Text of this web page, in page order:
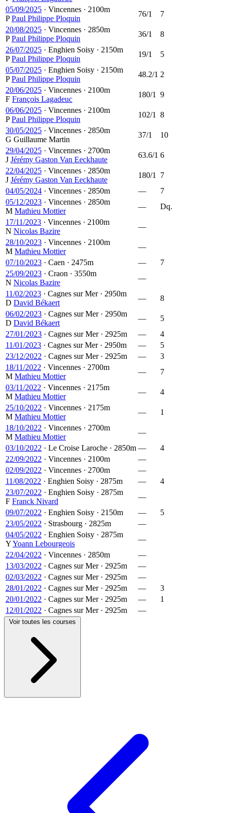
05/09/2025 · Vincennes · 2100m
PPaul Philippe Ploquin
76/1
7
20/08/2025 · Vincennes · 2850m
PPaul Philippe Ploquin
36/1
8
26/07/2025 · Enghien Soisy · 2150m
PPaul Philippe Ploquin
19/1
5
05/07/2025 · Enghien Soisy · 2150m
PPaul Philippe Ploquin
48.2/1 2
20/06/2025 · Vincennes · 2100m
F François Lagadeuc
180/1
9
06/06/2025 · Vincennes · 2100m
PPaul Philippe Ploquin
102/1
8
30/05/2025 · Vincennes · 2850m
G Guillaume Martin
37/1
10
29/04/2025 · Vincennes · 2700m
J Jérémy Gaston Van Eeckhaute
63.6/1 6
22/04/2025 · Vincennes · 2850m
J Jérémy Gaston Van Eeckhaute
180/1
7
04/05/2024 · Vincennes · 2850m —
7
05/12/2023 · Vincennes · 2850m
M Mathieu Mottier
—
Dq.
17/11/2023 · Vincennes · 2100m
N Nicolas Bazire
—
28/10/2023 · Vincennes · 2100m
M Mathieu Mottier
—
07/10/2023 · Caen · 2475m —
7
25/09/2023 · Craon · 3550m
N Nicolas Bazire
—
11/02/2023 · Cagnes sur Mer · 2950m
D David Békaert
—
8
06/02/2023 · Cagnes sur Mer · 2950m
D David Békaert
—
5
27/01/2023 · Cagnes sur Mer · 2925m —
4
11/01/2023 · Cagnes sur Mer · 2950m —
5
23/12/2022 · Cagnes sur Mer · 2925m —
3
18/11/2022 · Vincennes · 2700m
M Mathieu Mottier
—
7
03/11/2022 · Vincennes · 2175m
M Mathieu Mottier
—
4
25/10/2022 · Vincennes · 2175m
M Mathieu Mottier
—
1
18/10/2022 · Vincennes · 2700m
M Mathieu Mottier
—
03/10/2022 · Le Croise Laroche · 2850m —
4
22/09/2022 · Vincennes · 2100m
—
02/09/2022 · Vincennes · 2700m
—
11/08/2022 · Enghien Soisy · 2875m —
4
23/07/2022 · Enghien Soisy · 2875m
F Franck Nivard
—
09/07/2022 · Enghien Soisy · 2150m —
5
23/05/2022 · Strasbourg · 2825m
—
04/05/2022 · Enghien Soisy · 2875m
YYoann Lebourgeois
—
22/04/2022 · Vincennes · 2850m
—
13/03/2022 · Cagnes sur Mer · 2925m
—
02/03/2022 · Cagnes sur Mer · 2925m
—
28/01/2022 · Cagnes sur Mer · 2925m —
3
20/01/2022 · Cagnes sur Mer · 2925m —
1
12/01/2022 · Cagnes sur Mer · 2925m —
Voir toutes les courses